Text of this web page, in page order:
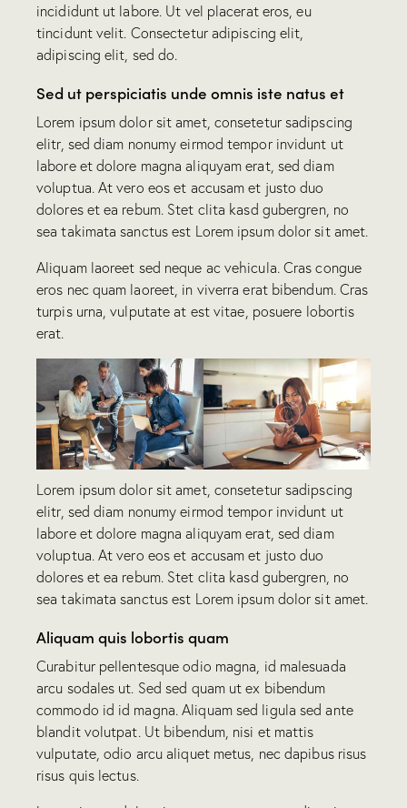
incididunt ut labore. Ut vel placerat eros, eu
tincidunt velit. Consectetur adipiscing elit,
adipiscing elit, sed do.
Sed ut perspiciatis unde omnis iste natus et
Lorem ipsum dolor sit amet, consetetur sadipscing
elitr, sed diam nonumy eirmod tempor invidunt ut
labore et dolore magna aliquyam erat, sed diam
voluptua. At vero eos et accusam et justo duo
dolores et ea rebum. Stet clita kasd gubergren, no
sea takimata sanctus est Lorem ipsum dolor sit amet.
Aliquam laoreet sed neque ac vehicula. Cras congue
eros nec quam laoreet, in viverra erat bibendum. Cras
turpis urna, vulputate at est vitae, posuere lobortis
erat.
Lorem ipsum dolor sit amet, consetetur sadipscing
elitr, sed diam nonumy eirmod tempor invidunt ut
labore et dolore magna aliquyam erat, sed diam
voluptua. At vero eos et accusam et justo duo
dolores et ea rebum. Stet clita kasd gubergren, no
sea takimata sanctus est Lorem ipsum dolor sit amet.
Aliquam quis lobortis quam
Curabitur pellentesque odio magna, id malesuada
arcu sodales ut. Sed sed quam ut ex bibendum
commodo id id magna. Aliquam sed ligula sed ante
blandit volutpat. Ut bibendum, nisi et mattis
vulputate, odio arcu aliquet metus, nec dapibus risus
risus quis lectus.